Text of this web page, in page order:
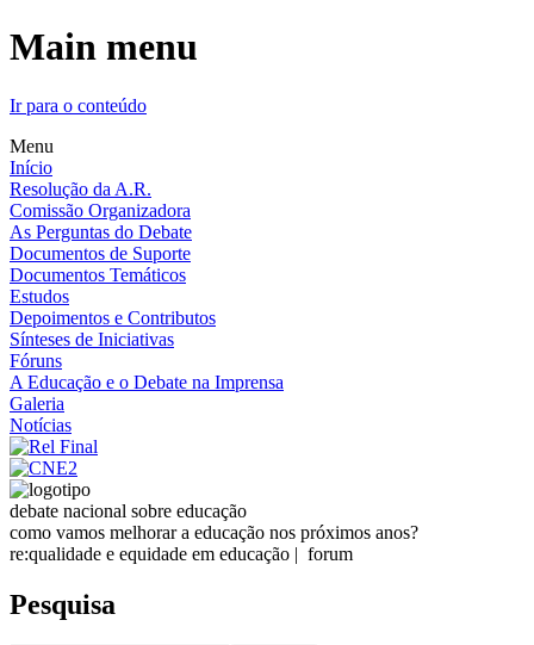
Main menu
Ir para o conteúdo
Menu
Início
Resolução da A.R.
Comissão Organizadora
As Perguntas do Debate
Documentos de Suporte
Documentos Temáticos
Estudos
Depoimentos e Contributos
Sínteses de Iniciativas
Fóruns
A Educação e o Debate na Imprensa
Galeria
Notícias
debate nacional sobre educação
como vamos melhorar a educação nos próximos anos?
re:qualidade e equidade em educação | forum
Pesquisa